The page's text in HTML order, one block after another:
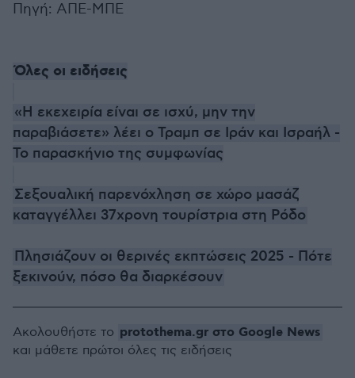
Πηγή: ΑΠΕ-ΜΠΕ
Όλες οι ειδήσεις
«Η εκεχειρία είναι σε ισχύ, μην την
παραβιάσετε» λέει ο Τραμπ σε Ιράν και Ισραήλ -
Το παρασκήνιο της συμφωνίας
Σεξουαλική παρενόχληση σε χώρο μασάζ
καταγγέλλει 37χρονη τουρίστρια στη Ρόδο
Πλησιάζουν οι θερινές εκπτώσεις 2025 - Πότε
ξεκινούν, πόσο θα διαρκέσουν
Ακολουθήστε το protothema.gr στο Google News
και μάθετε πρώτοι όλες τις ειδήσεις